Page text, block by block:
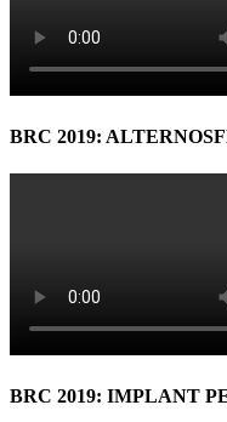
BRC 2019:
BRC 2019: IMPLANT